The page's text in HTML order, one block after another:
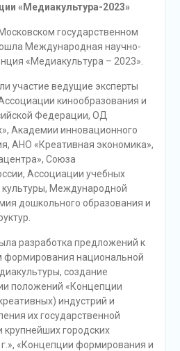
«Медиакультура-2023»
государственном
Международная научно-
«Медиакультура – 2023».
участие ведущие эксперты
кинообразования и
Федерации, ОД
Академии инновационного
АНО «Креативная экономика»,
Союза
Ассоциации учебных
культуры, Международной
дошкольного образования и
разработка предложений к
национальной
создание
положений «Концепции
индустрий и
их государственной
городских
«Концепции формирования и